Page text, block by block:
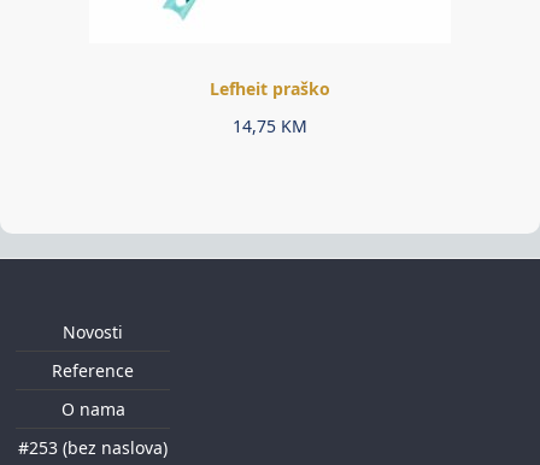
Lefheit praško
14,75 KM
Novosti
Reference
O nama
#253 (bez naslova)